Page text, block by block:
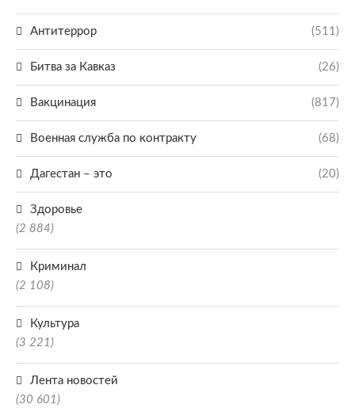
Антитеррор (511)
Битва за Кавказ (26)
Вакцинация (817)
Военная служба по контракту (68)
Дагестан – это (20)
Здоровье
(2 884)
Криминал
(2 108)
Культура
(3 221)
Лента новостей
(30 601)